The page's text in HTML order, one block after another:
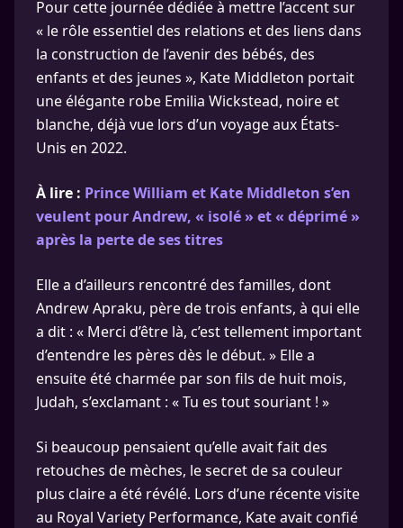
Pour cette journée dédiée à mettre l’accent sur
« le rôle essentiel des relations et des liens dans
la construction de l’avenir des bébés, des
enfants et des jeunes », Kate Middleton portait
une élégante robe Emilia Wickstead, noire et
blanche, déjà vue lors d’un voyage aux États-
Unis en 2022.
À lire : Prince William et Kate Middleton s’en
veulent pour Andrew, « isolé » et « déprimé »
après la perte de ses titres
Elle a d’ailleurs rencontré des familles, dont
Andrew Apraku, père de trois enfants, à qui elle
a dit : « Merci d’être là, c’est tellement important
d’entendre les pères dès le début. » Elle a
ensuite été charmée par son fils de huit mois,
Judah, s’exclamant : « Tu es tout souriant ! »
Si beaucoup pensaient qu’elle avait fait des
retouches de mèches, le secret de sa couleur
plus claire a été révélé. Lors d’une récente visite
au Royal Variety Performance, Kate avait confié